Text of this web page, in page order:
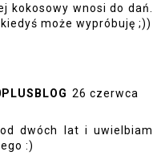
kokosowy wnosi do dań.
może wypróbuję ;))
26 czerwca
dwóch lat i uwielbiam
:)